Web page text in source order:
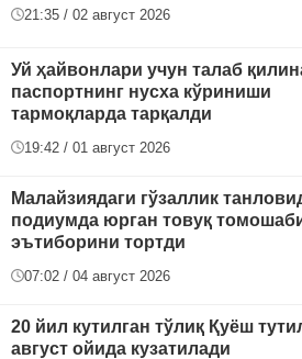
21:35 / 02 август 2026
Уй ҳайвонлари учун талаб
паспортнинг нусха кўриниши
тармоқларда тарқалди
19:42 / 01 август 2026
Малайзиядаги гўзаллик
подиумда юрган товуқ
эътиборини тортди
07:02 / 04 август 2026
20 йил кутилган тўлиқ Қуёш
август ойида кузатилади